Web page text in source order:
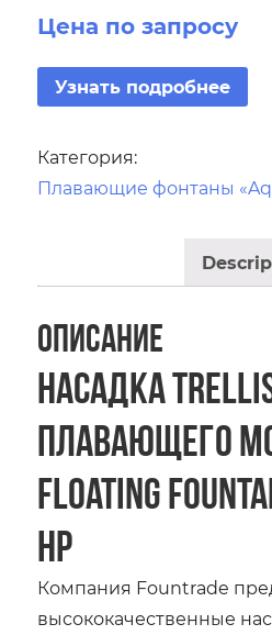
Цена по запросу
Узнать подробнее
Категория:
Плавающие фонтаны
Описание
Насадка
плавающего
Floating
HP
Компания Fountrade
высококачественные